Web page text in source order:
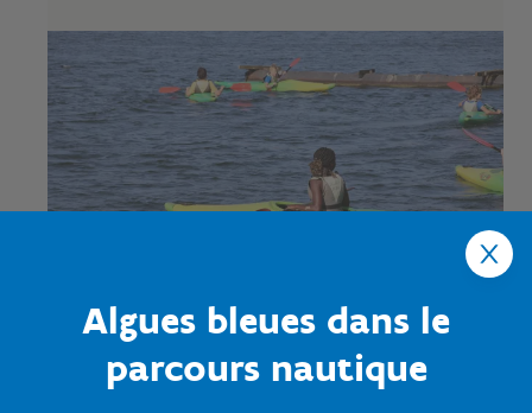
Algues bleues dans le
parcours nautique